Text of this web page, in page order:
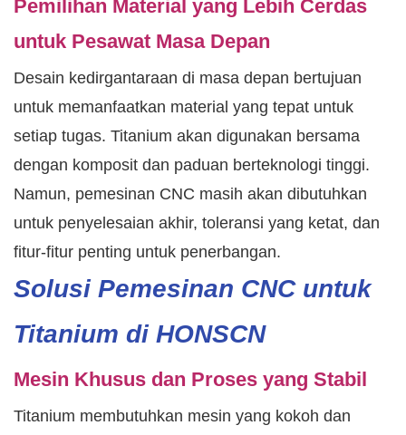
Pemilihan Material yang Lebih Cerdas
untuk Pesawat Masa Depan
Desain kedirgantaraan di masa depan bertujuan
untuk memanfaatkan material yang tepat untuk
setiap tugas. Titanium akan digunakan bersama
dengan komposit dan paduan berteknologi tinggi.
Namun, pemesinan CNC masih akan dibutuhkan
untuk penyelesaian akhir, toleransi yang ketat, dan
fitur-fitur penting untuk penerbangan.
Solusi Pemesinan CNC untuk
Titanium di HONSCN
Mesin Khusus dan Proses yang Stabil
Titanium membutuhkan mesin yang kokoh dan